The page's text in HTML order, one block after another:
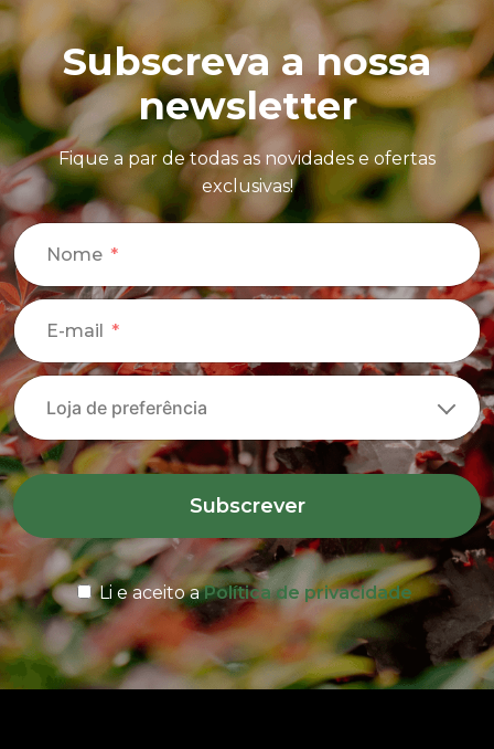
Subscreva a nossa
newsletter
Fique a par de todas as novidades e ofertas
exclusivas!
Nome
E-mail
Subscrever
Li e aceito aPolítica de privacidade